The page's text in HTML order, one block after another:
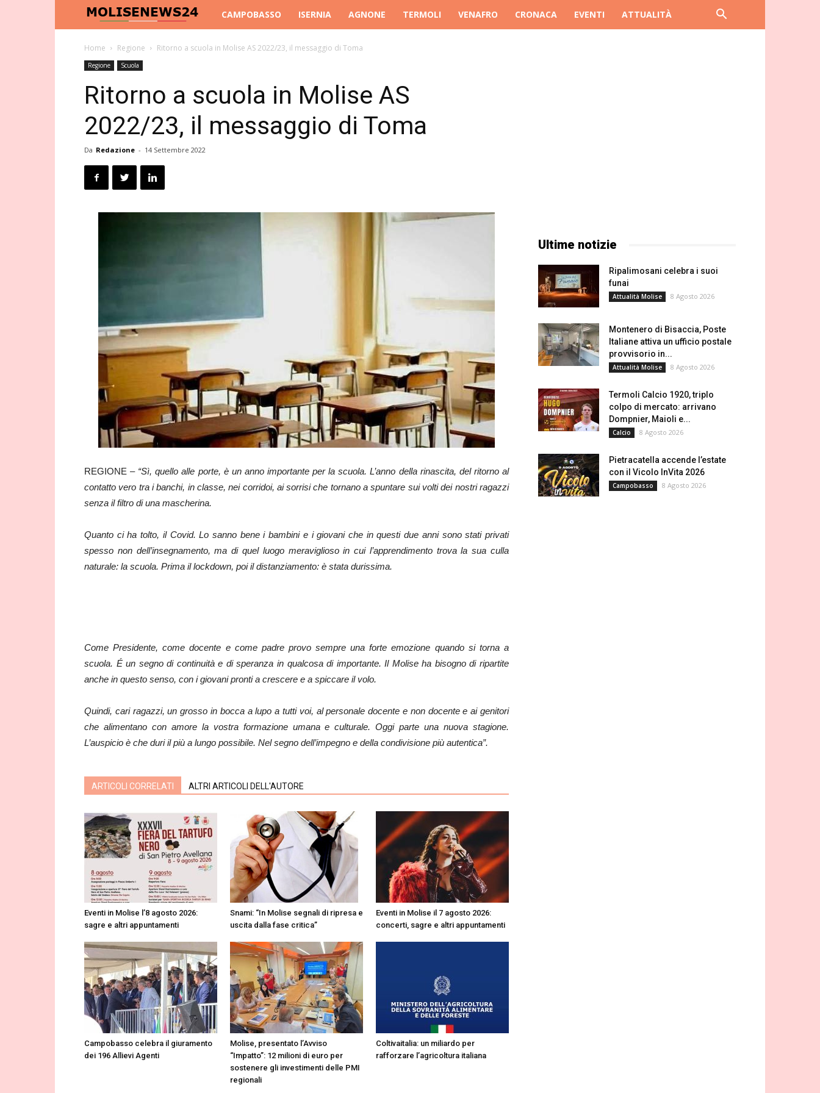
Molise
News
CAMPOBASSO ISERNIA AGNONE TERMOLI VENAFRO CRONACA EVENTI ATTUALITÀ
Home Regione Ritorno a scuola in Molise AS 2022/23, il messaggio di Toma
Regione Scuola
Ritorno a scuola in Molise AS
2022/23, il messaggio di Toma
Da Redazione - 14 Settembre 2022
REGIONE – “Sì, quello alle porte, è un anno importante per la scuola. L’anno della rinascita, del ritorno al
contatto vero tra i banchi, in classe, nei corridoi, ai sorrisi che tornano a spuntare sui volti dei nostri ragazzi
senza il filtro di una mascherina.
Quanto ci ha tolto, il Covid. Lo sanno bene i bambini e i giovani che in questi due anni sono stati privati
spesso non dell’insegnamento, ma di quel luogo meraviglioso in cui l’apprendimento trova la sua culla
naturale: la scuola. Prima il lockdown, poi il distanziamento: è stata durissima.
Come Presidente, come docente e come padre provo sempre una forte emozione quando si torna a
scuola. É un segno di continuità e di speranza in qualcosa di importante. Il Molise ha bisogno di ripartite
anche in questo senso, con i giovani pronti a crescere e a spiccare il volo.
Quindi, cari ragazzi, un grosso in bocca a lupo a tutti voi, al personale docente e non docente e ai genitori
che alimentano con amore la vostra formazione umana e culturale. Oggi parte una nuova stagione.
L’auspicio è che duri il più a lungo possibile. Nel segno dell’impegno e della condivisione più autentica”.
ARTICOLI CORRELATI ALTRI ARTICOLI DELL'AUTORE
Eventi in Molise l’8 agosto 2026:
sagre e altri appuntamenti
Snami: “In Molise segnali di ripresa e
uscita dalla fase critica”
Eventi in Molise il 7 agosto 2026:
concerti, sagre e altri appuntamenti
Campobasso celebra il giuramento
dei 196 Allievi Agenti
Molise, presentato l’Avviso
“Impatto”: 12 milioni di euro per
sostenere gli investimenti delle PMI
regionali
Coltivaitalia: un miliardo per
rafforzare l’agricoltura italiana
Ultime notizie
Ripalimosani celebra i suoi
funai
Attualità Molise 8 Agosto 2026
Montenero di Bisaccia, Poste
Italiane attiva un ufficio postale
provvisorio in...
Attualità Molise 8 Agosto 2026
Termoli Calcio 1920, triplo
colpo di mercato: arrivano
Dompnier, Maioli e...
Calcio 8 Agosto 2026
Pietracatella accende l’estate
con il Vicolo InVita 2026
Campobasso 8 Agosto 2026